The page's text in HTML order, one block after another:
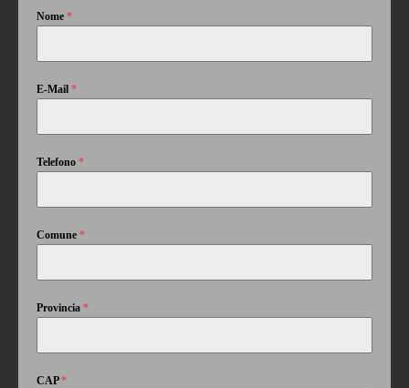
Nome *
E-Mail *
Telefono *
Comune *
Provincia *
CAP*